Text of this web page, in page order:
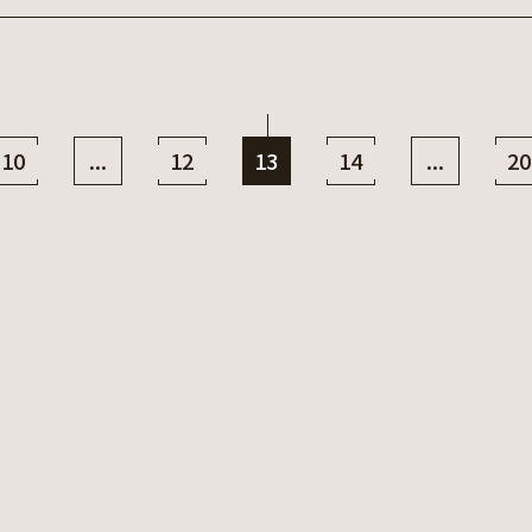
10 ... 12 13 14 ... 20